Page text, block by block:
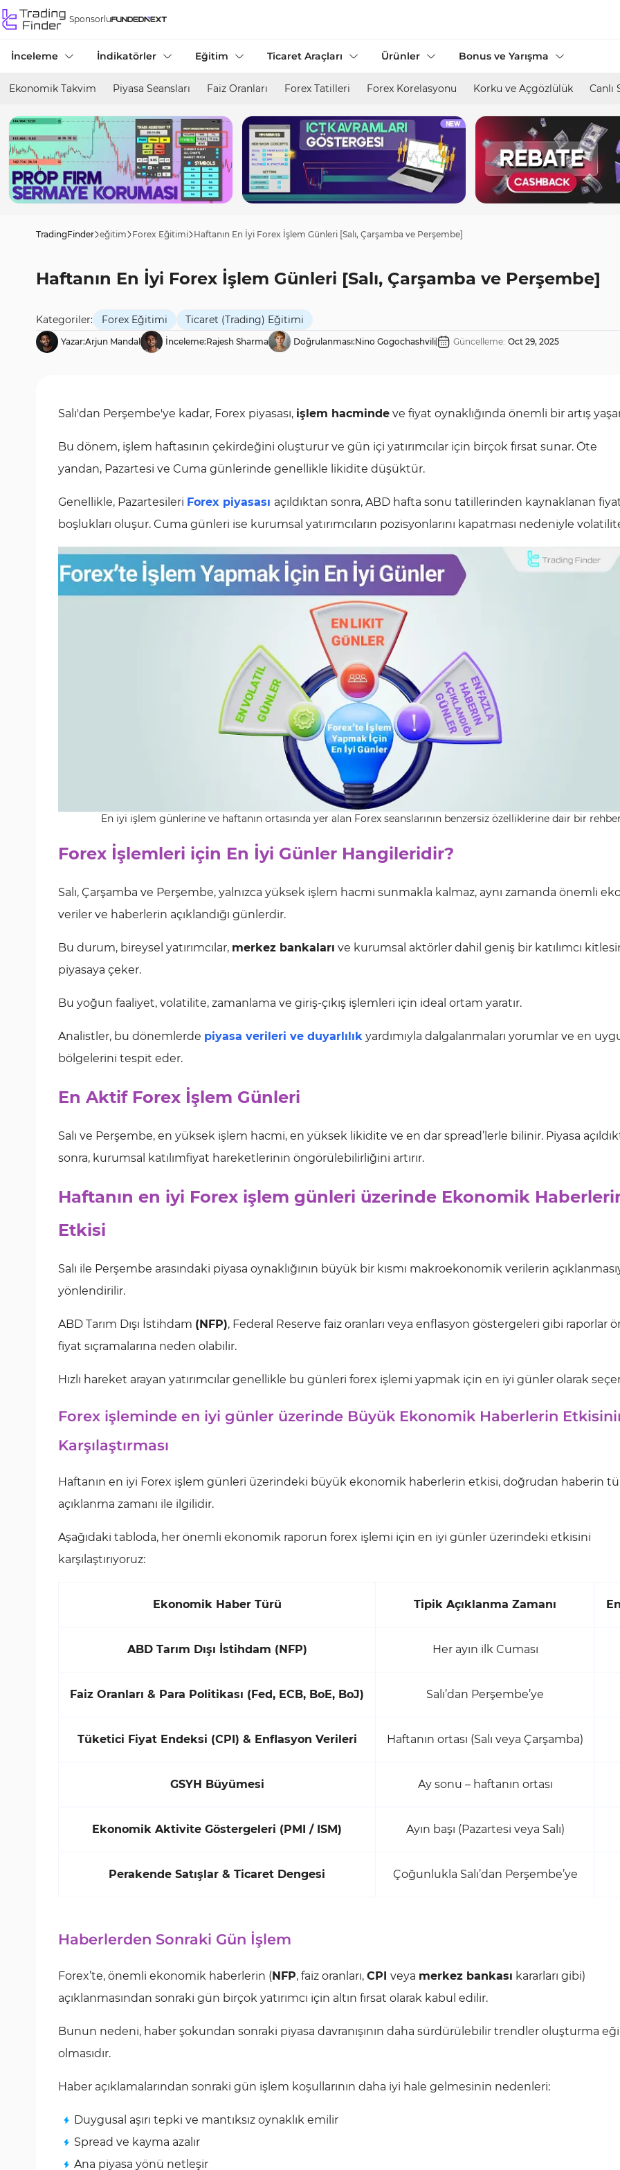
Sponsorlu
İnceleme İndikatörler Eğitim Ticaret Araçları Ürünler Bonus ve Yarışma
Ekonomik Takvim Piyasa Seansları Faiz Oranları Forex Tatilleri Forex Korelasyonu Korku ve Açgözlülük Canlı
TradingFinder eğitim Forex Eğitimi Haftanın En İyi Forex İşlem Günleri [Salı, Çarşamba ve Perşembe]
Haftanın En İyi Forex İşlem Günleri [Salı, Çarşamba ve Perşembe]
Kategoriler: Forex Eğitimi Ticaret (Trading) Eğitimi
Yazar:Arjun Mandal İnceleme:Rajesh Sharma Doğrulanması:Nino Gogochashvili Güncelleme: Oct 29, 2025
Salı'dan Perşembe'ye kadar, Forex piyasası, işlem hacminde ve fiyat oynaklığında önemli bir artış
Bu dönem, işlem haftasının çekirdeğini oluşturur ve gün içi yatırımcılar için birçok fırsat sunar. Öte
yandan, Pazartesi ve Cuma günlerinde genellikle likidite düşüktür.
Genellikle, Pazartesileri Forex piyasası açıldıktan sonra, ABD hafta sonu tatillerinden kaynaklanan
boşlukları oluşur. Cuma günleri ise kurumsal yatırımcıların pozisyonlarını kapatması nedeniyle
En iyi işlem günlerine ve haftanın ortasında yer alan Forex seanslarının benzersiz özelliklerine dair bir rehber
Forex İşlemleri için En İyi Günler Hangileridir?
Salı, Çarşamba ve Perşembe, yalnızca yüksek işlem hacmi sunmakla kalmaz, aynı zamanda önemli
veriler ve haberlerin açıklandığı günlerdir.
Bu durum, bireysel yatırımcılar, merkez bankaları ve kurumsal aktörler dahil geniş bir katılımcı
piyasaya çeker.
Bu yoğun faaliyet, volatilite, zamanlama ve giriş-çıkış işlemleri için ideal ortam yaratır.
Analistler, bu dönemlerde piyasa verileri ve duyarlılık yardımıyla dalgalanmaları yorumlar ve en
bölgelerini tespit eder.
En Aktif Forex İşlem Günleri
Salı ve Perşembe, en yüksek işlem hacmi, en yüksek likidite ve en dar spread’lerle bilinir. Piyasa
sonra, kurumsal katılımfiyat hareketlerinin öngörülebilirliğini artırır.
Haftanın en iyi Forex işlem günleri üzerinde Ekonomik
Etkisi
Salı ile Perşembe arasındaki piyasa oynaklığının büyük bir kısmı makroekonomik verilerin
yönlendirilir.
ABD Tarım Dışı İstihdam (NFP), Federal Reserve faiz oranları veya enflasyon göstergeleri gibi raporlar
fiyat sıçramalarına neden olabilir.
Hızlı hareket arayan yatırımcılar genellikle bu günleri forex işlemi yapmak için en iyi günler olarak
Forex işleminde en iyi günler üzerinde Büyük Ekonomik Haberlerin
Karşılaştırması
Haftanın en iyi Forex işlem günleri üzerindeki büyük ekonomik haberlerin etkisi, doğrudan haberin
açıklanma zamanı ile ilgilidir.
Aşağıdaki tabloda, her önemli ekonomik raporun forex işlemi için en iyi günler üzerindeki etkisini
karşılaştırıyoruz:
Ekonomik Haber Türü Tipik Açıklanma Zamanı
ABD Tarım Dışı İstihdam (NFP) Her ayın ilk Cuması
Faiz Oranları & Para Politikası (Fed, ECB, BoE, BoJ) Salı’dan Perşembe’ye
Tüketici Fiyat Endeksi (CPI) & Enflasyon Verileri Haftanın ortası (Salı veya Çarşamba)
GSYH Büyümesi Ay sonu – haftanın ortası
Ekonomik Aktivite Göstergeleri (PMI / ISM) Ayın başı (Pazartesi veya Salı)
Perakende Satışlar & Ticaret Dengesi Çoğunlukla Salı’dan Perşembe’ye
Haberlerden Sonraki Gün İşlem
Forex’te, önemli ekonomik haberlerin (NFP, faiz oranları, CPI veya merkez bankası kararları gibi)
açıklanmasından sonraki gün birçok yatırımcı için altın fırsat olarak kabul edilir.
Bunun nedeni, haber şokundan sonraki piyasa davranışının daha sürdürülebilir trendler oluşturma
olmasıdır.
Haber açıklamalarından sonraki gün işlem koşullarının daha iyi hale gelmesinin nedenleri:
Duygusal aşırı tepki ve mantıksız oynaklık emilir
Spread ve kayma azalır
Ana piyasa yönü netleşir